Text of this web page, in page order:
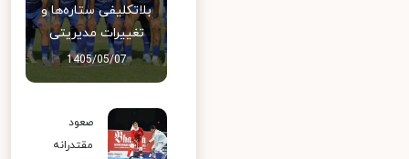
بلاتکلیفی ستاره‌ها و
تغییرات مدیریتی
1405/05/07
صعود
مقتدرانه